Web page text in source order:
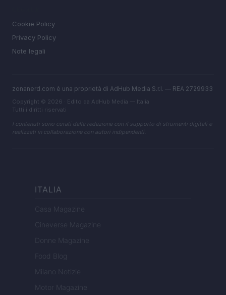
Cookie Policy
Privacy Policy
Note legali
zonanerd.com è una proprietà di AdHub Media S.r.l. — REA 2729933
Copyright © 2026 · Edito da AdHub Media — Italia
Tutti i diritti riservati
I contenuti sono curati dalla redazione con il supporto di strumenti digitali e
realizzati in collaborazione con autori indipendenti.
ITALIA
Casa Magazine
Cineverse Magazine
Donne Magazine
Food Blog
Milano Notizie
Motor Magazine